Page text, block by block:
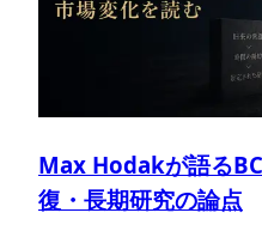
Max Hodakが語る
復・長期研究の論点